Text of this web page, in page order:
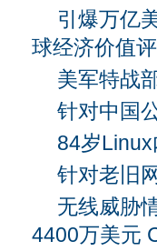
引爆万亿
球经济价值
美军特战
针对中国
84岁
针对老旧
无线威胁
4400万美元